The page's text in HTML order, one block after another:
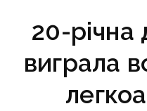
20-річна
виграла